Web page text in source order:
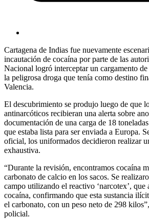
Cartagena de Indias fue nuevamente
incautación de cocaína por parte de las
Nacional logró interceptar un cargamento de
la peligrosa droga que tenía como destino
Valencia.
El descubrimiento se produjo luego de que
antinarcóticos recibieran una alerta sobre
documentación de una carga de 18
que estaba lista para ser enviada a Europa.
oficial, los uniformados decidieron realizar
exhaustiva.
“Durante la revisión, encontramos cocaína
carbonato de calcio en los sacos. Se
campo utilizando el reactivo ‘narcotex’,
cocaína, confirmando que esta sustancia
el carbonato, con un peso neto de 298
policial.